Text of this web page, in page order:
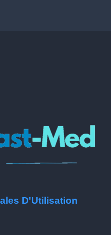
D'Utilisation